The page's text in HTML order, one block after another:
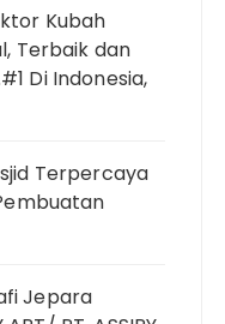
Kubah
Terbaik dan
Di Indonesia,
Terpercaya
Jepara